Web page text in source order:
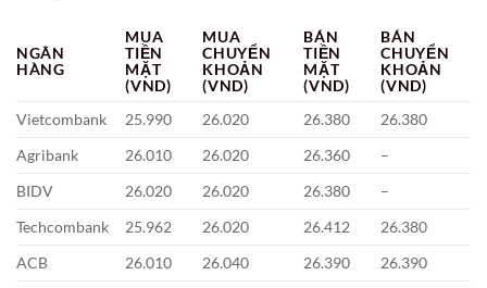
NGÂN
HÀNG
MUA
TIỀN
MẶT
(VND)
MUA
CHUYỂN
KHOẢN
(VND)
BÁN
TIỀN
MẶT
(VND)
BÁN
CHUYỂN
KHOẢN
(VND)
Vietcombank
25.990 26.020 26.380
26.380
Agribank
26.010 26.020 26.360
–
BIDV
26.020 26.020 26.380
–
Techcombank
25.962 26.020 26.412
26.380
ACB
26.010 26.040 26.390
26.390